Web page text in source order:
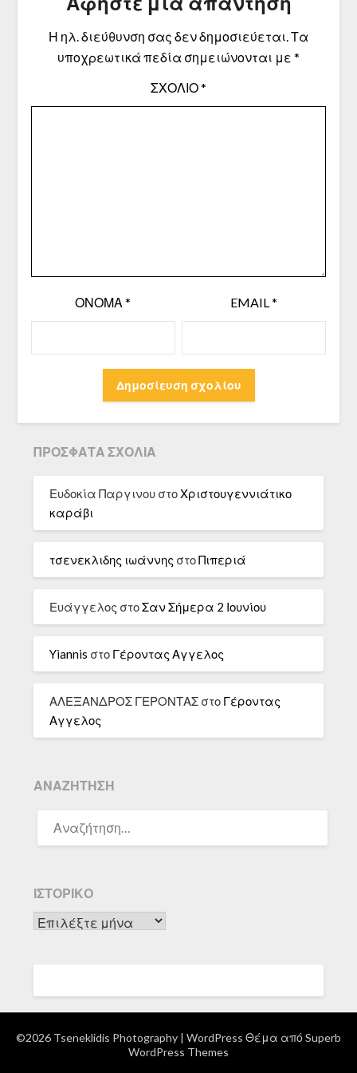
Η ηλ. διεύθυνση σας δεν δημοσιεύεται.Τα
υποχρεωτικά πεδία σημειώνονται με *
ΣΧΌΛΙΟ*
ΌΝΟΜΑ* EMAIL*
ΠΡΌΣΦΑΤΑ ΣΧΌΛΙΑ
Ευδοκία Παργινου στοΧριστουγεννιάτικο
καράβι
τσενεκλιδης ιωάννης στοΠιπεριά
Ευάγγελος στοΣαν Σήμερα 2 Ιουνίου
Yiannis στο Γέροντας Αγγελος
ΑΛΕΞΑΝΔΡΟΣ ΓΕΡΟΝΤΑΣ στο Γέροντας
Αγγελος
ΑΝΑΖΉΤΗΣΗ
ΓΙΑ:
ΙΣΤΟΡΙΚΌ
Ιστορικό
©2026 Tseneklidis Photography | WordPress Θέμα από Superb
WordPress Themes